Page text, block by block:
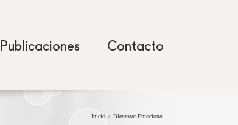
Publicaciones Contacto
Inicio Bienestar Emocional